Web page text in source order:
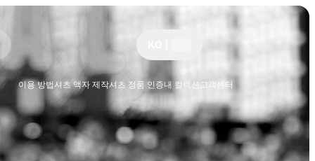
이용 방법셔츠 액자 제작셔츠 정품 인증내 컬렉션 고객센터